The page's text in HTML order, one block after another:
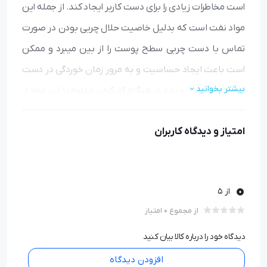
است مخاطرات زیادی را برای دست کاربر ایجاد کند. از جمله این
مواد نفت است که بدلیل خاصیت حلال چربی بودن در صورت
تماس با دست چربی سطح پوست را از بین میبرد و ممکن
است باعث ایجاد حساسیت و به مرور زمان خوردگی در دست
کاربر شود. ازین رو باید در هنگام کار کردن مداوم با این مواد از
در دستکش های ضد نفت
دستکش های پوشا دارای آستری نخی هستند که باعث کاهش
بیشتر بخوانید
امتیاز و دیدگاه کاربران
0 از 5
از مجموع 0 امتیاز
دیدگاه خود را درباره کالا بیان کنید
افزودن دیدگاه